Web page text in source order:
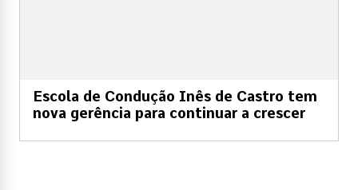
Escola de Condução Inês de Castro tem
nova gerência para continuar a crescer